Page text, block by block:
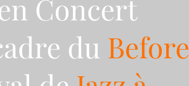
Concert
du Before